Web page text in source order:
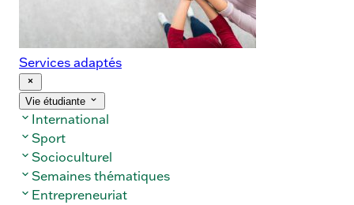
Services adaptés
« Fermer
le
menu
Vie étudiante
le
sous-
International
Sport
Socioculturel
Semaines thématiques
Entrepreneuriat